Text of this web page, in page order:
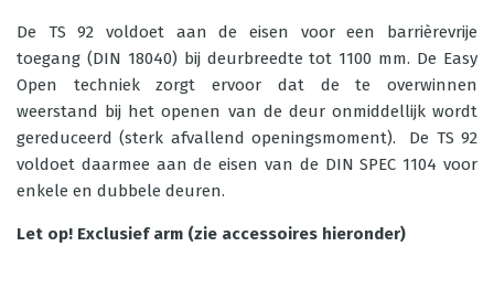
De TS 92 voldoet aan de eisen voor een barrièrevrije
toegang (DIN 18040) bij deurbreedte tot 1100 mm. De Easy
Open techniek zorgt ervoor dat de te overwinnen
weerstand bij het openen van de deur onmiddellijk wordt
gereduceerd (sterk afvallend openingsmoment). De TS 92
voldoet daarmee aan de eisen van de DIN SPEC 1104 voor
enkele en dubbele deuren.
Let op! Exclusief arm (zie accessoires hieronder)